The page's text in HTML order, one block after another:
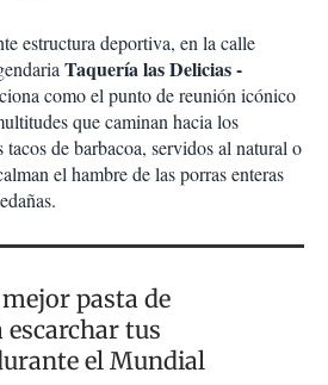
estructura deportiva, en la calle
Taquería las Delicias -
como el punto de reunión icónico
que caminan hacia los
tacos de barbacoa, servidos al natural o
el hambre de las porras enteras
pasta de
tus
el Mundial